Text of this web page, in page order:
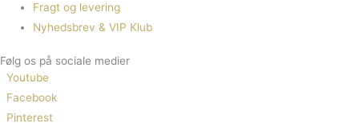
Fragt og levering
Nyhedsbrev & VIP Klub
Følg os på sociale medier
Youtube
Facebook
Pinterest